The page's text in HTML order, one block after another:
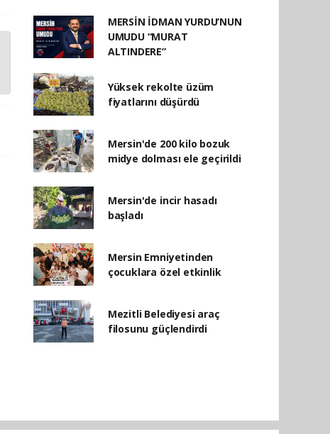
MERSİN İDMAN YURDU’NUN
UMUDU “MURAT
ALTINDERE”
Yüksek rekolte üzüm
fiyatlarını düşürdü
Mersin'de 200 kilo bozuk
midye dolması ele geçirildi
Mersin'de incir hasadı
başladı
Mersin Emniyetinden
çocuklara özel etkinlik
Mezitli Belediyesi araç
filosunu güçlendirdi